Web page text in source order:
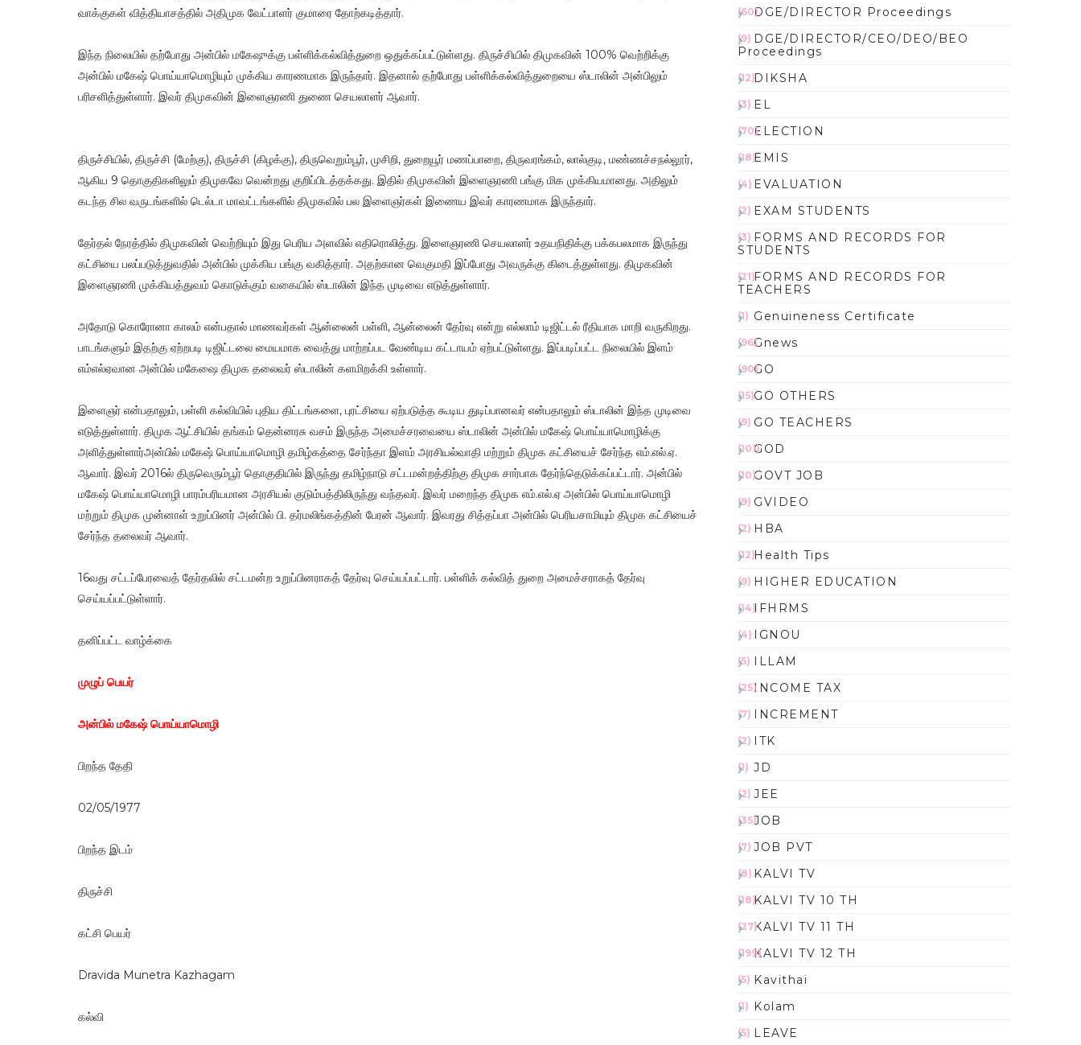
வாக்குகள் வித்தியாசத்தில் அதிமுக வேட்பாளர் குமாரை தோற்கடித்தார்.
இந்த நிலையில் தற்போது அன்பில் மகேஷுக்கு பள்ளிக்கல்வித்துறை ஒதுக்கப்பட்டுள்ளது. திருச்சியில் திமுகவின் 100% வெற்றிக்கு
அன்பில் மகேஷ் பொய்யாமொழியும் முக்கிய காரணமாக இருந்தார். இதனால் தற்போது பள்ளிக்கல்வித்துறையை ஸ்டாலின் அன்பிலும்
பரிசளித்துள்ளார். இவர் திமுகவின் இளைஞரணி துணை செயலாளர் ஆவார்.
திருச்சியில், திருச்சி (மேற்கு), திருச்சி (கிழக்கு), திருவெறும்பூர், முசிறி, துறையூர் மணப்பாறை, திருவரங்கம், லால்குடி, மண்ணச்சநல்லூர்,
ஆகிய 9 தொகுதிகளிலும் திமுகவே வென்றது குறிப்பிடத்தக்கது. இதில் திமுகவின் இளைஞரணி பங்கு மிக முக்கியமானது. அதிலும்
கடந்த சில வருடங்களில் டெல்டா மாவட்டங்களில் திமுகவில் பல இளைஞர்கள் இணைய இவர் காரணமாக இருந்தார்.
தேர்தல் நேரத்தில் திமுகவின் வெற்றியும் இது பெரிய அளவில் எதிரொலித்து. இளைஞரணி செயலாளர் உதயநிதிக்கு பக்கபலமாக இருந்து
கட்சியை பலப்படுத்துவதில் அன்பில் முக்கிய பங்கு வகித்தார். அதற்கான வெகுமதி இப்போது அவருக்கு கிடைத்துள்ளது. திமுகவின்
இளைஞரணி முக்கியத்துவம் கொடுக்கும் வகையில் ஸ்டாலின் இந்த முடிவை எடுத்துள்ளார்.
அதோடு கொரோனா காலம் என்பதால் மாணவர்கள் ஆன்லைன் பள்ளி, ஆன்லைன் தேர்வு என்று எல்லாம் டிஜிட்டல் ரீதியாக மாறி வருகிறது.
பாடங்களும் இதற்கு ஏற்றபடி டிஜிட்டலை மையமாக வைத்து மாற்றப்பட வேண்டிய கட்டாயம் ஏற்பட்டுள்ளது. இப்படிப்பட்ட நிலையில் இளம்
எம்எல்ஏவான அன்பில் மகேஷை திமுக தலைவர் ஸ்டாலின் களமிறக்கி உள்ளார்.
இளைஞர் என்பதாலும், பள்ளி கல்வியில் புதிய திட்டங்களை, புரட்சியை ஏற்படுத்த கூடிய துடிப்பானவர் என்பதாலும் ஸ்டாலின் இந்த முடிவை
எடுத்துள்ளார். திமுக ஆட்சியில் தங்கம் தென்னரசு வசம் இருந்த அமைச்சரவையை ஸ்டாலின் அன்பில் மகேஷ் பொய்யாமொழிக்கு
அளித்துள்ளார்அன்பில் மகேஷ் பொய்யாமொழி தமிழ்கத்தை சேர்ந்தா இளம் அரசியல்வாதி மற்றும் திமுக கட்சியைச் சேர்ந்த எம்.எல்.ஏ.
ஆவார். இவர் 2016ல் திருவெரும்பூர் தொகுதியில் இருந்து தமிழ்நாடு சட்டமன்றத்திற்கு திமுக சார்பாக தேர்ந்தெடுக்கப்பட்டார். அன்பில்
மகேஷ் பொய்யாமொழி பாரம்பரியமான அரசியல் குடும்பத்திலிருந்து வந்தவர். இவர் மறைந்த திமுக எம்.எல்.ஏ அன்பில் பொய்யாமொழி
மற்றும் திமுக முன்னாள் உறுப்பினர் அன்பில் பி. தர்மலிங்கத்தின் பேரன் ஆவார். இவரது சித்தப்பா அன்பில் பெரியசாமியும் திமுக கட்சியைச்
சேர்ந்த தலைவர் ஆவார்.
16வது சட்டப்பேரவைத் தேர்தலில் சட்டமன்ற உறுப்பினராகத் தேர்வு செய்யப்பட்டார். பள்ளிக் கல்வித் துறை அமைச்சராகத் தேர்வு
செய்யப்பட்டுள்ளார்.
தனிப்பட்ட வாழ்க்கை
முழுப் பெயர்
அன்பில் மகேஷ் பொய்யாமொழி
பிறந்த தேதி
02/05/1977
பிறந்த இடம்
திருச்சி
கட்சி பெயர்
Dravida Munetra Kazhagam
கல்வி
DGE/DIRECTOR Proceedings
(60)
DGE/DIRECTOR/CEO/DEO/BEO
Proceedings
(9)
DIKSHA
(12)
EL
(3)
ELECTION
(70)
EMIS
(18)
EVALUATION
(4)
EXAM STUDENTS
(2)
FORMS AND RECORDS FOR
STUDENTS
(3)
FORMS AND RECORDS FOR
TEACHERS
(21)
Genuineness Certificate
(1)
Gnews
(96)
GO
(90)
GO OTHERS
(15)
GO TEACHERS
(9)
GOD
(101)
GOVT JOB
(10)
GVIDEO
(9)
HBA
(2)
Health Tips
(12)
HIGHER EDUCATION
(9)
IFHRMS
(14)
IGNOU
(4)
ILLAM
(5)
INCOME TAX
(25)
INCREMENT
(7)
ITK
(2)
JD
(1)
JEE
(2)
JOB
(35)
JOB PVT
(7)
KALVI TV
(8)
KALVI TV 10 TH
(18)
KALVI TV 11 TH
(27)
KALVI TV 12 TH
(199)
Kavithai
(5)
Kolam
(1)
LEAVE
(5)